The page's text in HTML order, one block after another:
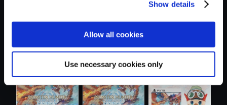
Show details
Allow all cookies
Use necessary cookies only
スターハンタ...
【単曲】モンスタ
ーハンタース...
ーハンタース...